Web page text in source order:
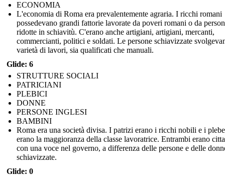
ECONOMIA
L'economia di Roma era prevalentemente agraria. I ricchi romani
possedevano grandi fattorie lavorate da poveri romani o da
ridotte in schiavitù. C'erano anche artigiani, artigiani, mercanti,
commercianti, politici e soldati. Le persone schiavizzate
varietà di lavori, sia qualificati che manuali.
Glide: 6
STRUTTURE SOCIALI
PATRICIANI
PLEBICI
DONNE
PERSONE INGLESI
BAMBINI
Roma era una società divisa. I patrizi erano i ricchi nobili e i
erano la maggioranza della classe lavoratrice. Entrambi erano
con una voce nel governo, a differenza delle persone e delle
schiavizzate.
Glide: 0